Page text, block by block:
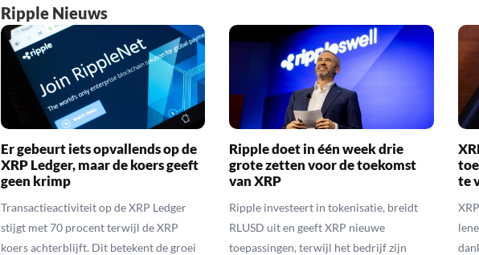
Ripple Nieuws
Er gebeurt iets opvallends op de
XRP Ledger, maar de koers geeft
geen krimp
Transactieactiviteit op de XRP Ledger
stijgt met 70 procent terwijl de XRP
koers achterblijft. Dit betekent de groei
Ripple doet in één week drie
grote zetten voor de toekomst
van XRP
Ripple investeert in tokenisatie, breidt
RLUSD uit en geeft XRP nieuwe
toepassingen, terwijl het bedrijf zijn
te